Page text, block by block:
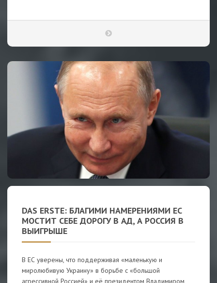
DAS ERSTE: БЛАГИМИ НАМЕРЕНИЯМИ ЕС
МОСТИТ СЕБЕ ДОРОГУ В АД, А РОССИЯ В
ВЫИГРЫШЕ
В ЕС уверены, что поддерживая «маленькую и
миролюбивую Украину» в борьбе с «большой
агрессивной Россией» и её президентом Владимиром